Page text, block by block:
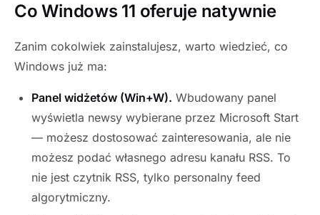
Co Windows 11 oferuje natywnie
Zanim cokolwiek zainstalujesz, warto wiedzieć, co
Windows już ma:
Panel widżetów (Win+W). Wbudowany panel
wyświetla newsy wybierane przez Microsoft Start
— możesz dostosować zainteresowania, ale nie
możesz podać własnego adresu kanału RSS. To
nie jest czytnik RSS, tylko personalny feed
algorytmiczny.